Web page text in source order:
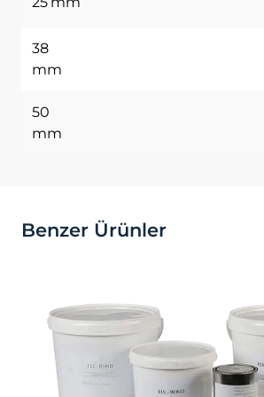
38
mm
50
mm
Benzer Ürünler
Tarayıcınızın ayarlarından silinene
Kalıcı çerezlerin bazı türleri;
kullanılabilmektedir.
tarafından oluşturulmuş bir çerez
olmadığı kontrol edilir ve var ise,
hizmet sunulur.
3.3.Zorunlu/Teknik Çerezler
Ziyaret ettiğiniz internet sitesinin
şekilde çalışabilmesi için zorunlu
çerezlerdir. Bu tür çerezlerin